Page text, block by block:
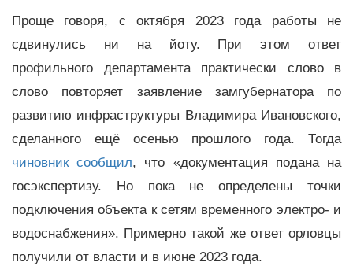
Проще говоря, с октября 2023 года работы не
сдвинулись ни на йоту. При этом ответ
профильного департамента практически слово в
слово повторяет заявление замгубернатора по
развитию инфраструктуры Владимира Ивановского,
сделанного ещё осенью прошлого года. Тогда
чиновник сообщил, что «документация подана на
госэкспертизу. Но пока не определены точки
подключения объекта к сетям временного электро- и
водоснабжения». Примерно такой же ответ орловцы
получили от власти и в июне 2023 года.